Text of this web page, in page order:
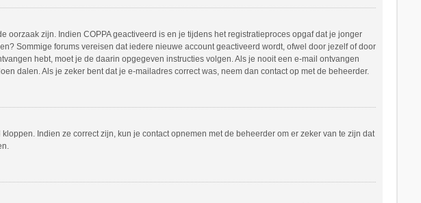
zijn. Indien COPPA geactiveerd is en je tijdens het registratieproces opgaf dat je jonger
Sommige forums vereisen dat iedere nieuwe account geactiveerd wordt, ofwel door jezelf of door
hebt, moet je de daarin opgegeven instructies volgen. Als je nooit een e-mail ontvangen
dalen. Als je zeker bent dat je e-mailadres correct was, neem dan contact op met de beheerder.
Indien ze correct zijn, kun je contact opnemen met de beheerder om er zeker van te zijn dat